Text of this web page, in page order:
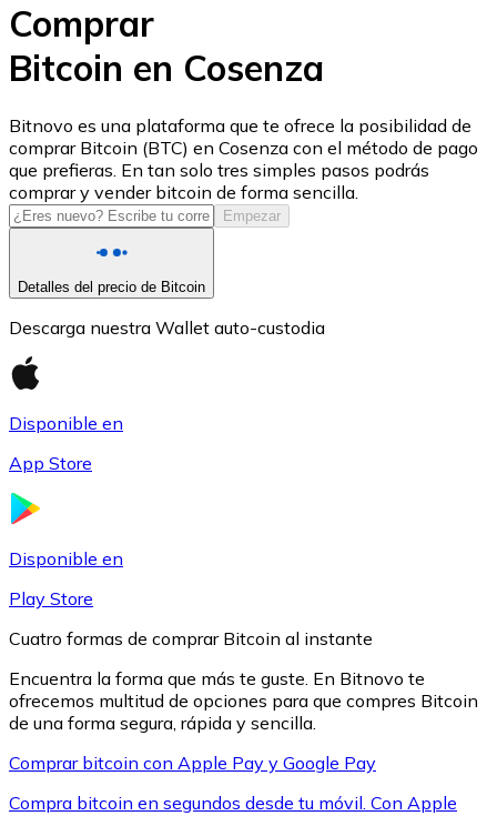
USD Coin
USDC
XRP
XRP
Comprar
Bitcoin en Cosenza
Bitnovo es una plataforma que te ofrece la posibilidad de
comprar Bitcoin (BTC) en Cosenza con el método de pago
que prefieras. En tan solo tres simples pasos podrás
comprar y vender bitcoin de forma sencilla.
Empezar
Detalles del precio de Bitcoin
Descarga nuestra Wallet auto-custodia
Disponible en
App Store
Disponible en
Play Store
Cuatro formas de comprar Bitcoin al instante
Encuentra la forma que más te guste. En Bitnovo te
ofrecemos multitud de opciones para que compres Bitcoin
de una forma segura, rápida y sencilla.
Comprar bitcoin con Apple Pay y Google Pay
Compra bitcoin en segundos desde tu móvil. Con Apple